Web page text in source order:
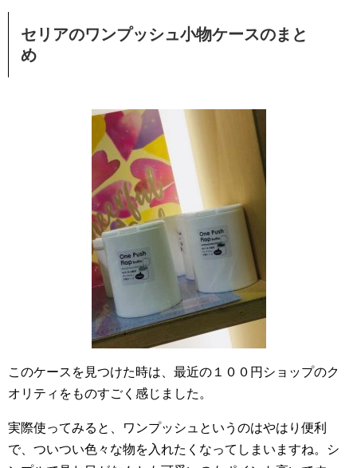
セリアのワンプッシュ小物ケースのまと
め
このケースを見つけた時は、最近の１００円ショップのク
オリティをものすごく感じました。
実際使ってみると、ワンプッシュというのはやはり便利
で、ついつい色々な物を入れたくなってしまいますね。シ